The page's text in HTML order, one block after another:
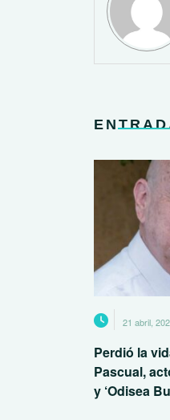
21 abril,
Perdió la
Pascual,
y ‘Odisea